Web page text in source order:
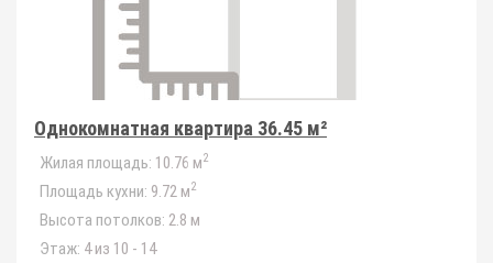
Однокомнатная квартира 36.45 м²
Жилая площадь: 10.76 м2
Площадь кухни: 9.72 м2
Высота потолков: 2.8 м
Этаж: 4 из 10 - 14